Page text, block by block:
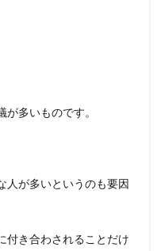
多いものです。
人が多いというのも要因
付き合わされることだけ